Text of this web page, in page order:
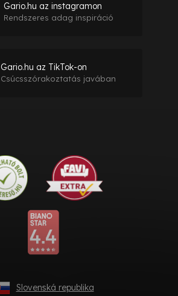
Gario.hu az instagramon
Rendszeres adag inspiráció
Gario.hu az TikTok-on
Csúcsszórakoztatás javában
Slovenská republika